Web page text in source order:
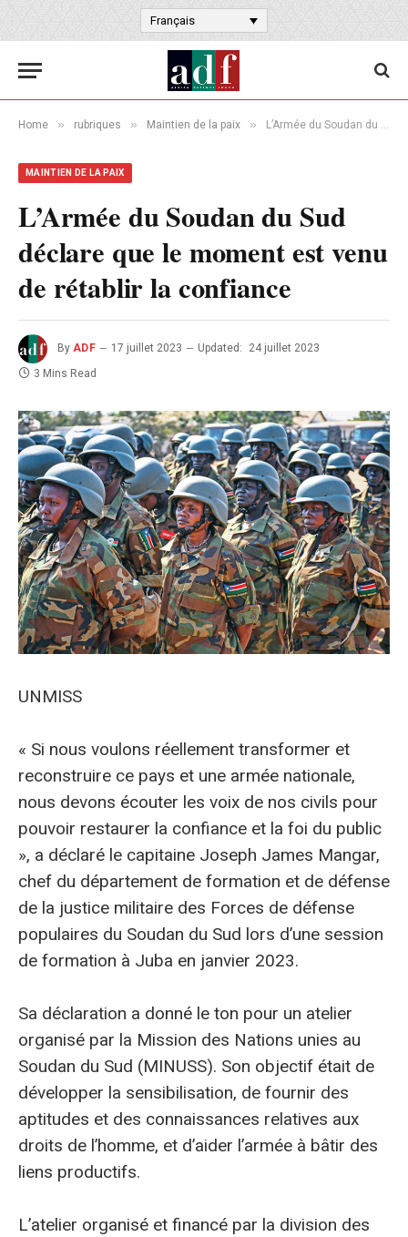
Français
Home » rubriques » Maintien de la paix » L’Armée du Soudan du Sud déclare que le moment est venu de rétablir la confiance
MAINTIEN DE LA PAIX
L’Armée du Soudan du Sud
déclare que le moment est venu
de rétablir la confiance
By ADF 17 juillet 2023 Updated:
24 juillet 2023
3 Mins Read
UNMISS
« Si nous voulons réellement transformer et
reconstruire ce pays et une armée nationale,
nous devons écouter les voix de nos civils pour
pouvoir restaurer la confiance et la foi du public
», a déclaré le capitaine Joseph James Mangar,
chef du département de formation et de défense
de la justice militaire des Forces de défense
populaires du Soudan du Sud lors d’une session
de formation à Juba en janvier 2023.
Sa déclaration a donné le ton pour un atelier
organisé par la Mission des Nations unies au
Soudan du Sud (MINUSS). Son objectif était de
développer la sensibilisation, de fournir des
aptitudes et des connaissances relatives aux
droits de l’homme, et d’aider l’armée à bâtir des
liens productifs.
L’atelier organisé et financé par la division des